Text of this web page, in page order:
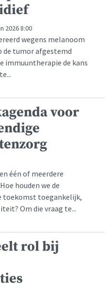
2026 8:00
wegens melanoom
de tumor afgestemd
immuuntherapie de kans
voor
één of meerdere
houden we de
toekomst toegankelijk,
Om die vraag te...
rol bij